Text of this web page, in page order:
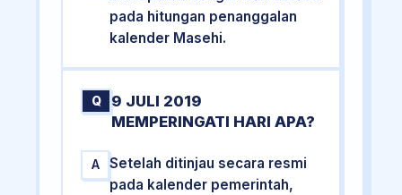
pada hitungan penanggalan
kalender Masehi.
Q
9 JULI 2019
MEMPERINGATI HARI APA?
A
Setelah ditinjau secara resmi
pada kalender pemerintah,